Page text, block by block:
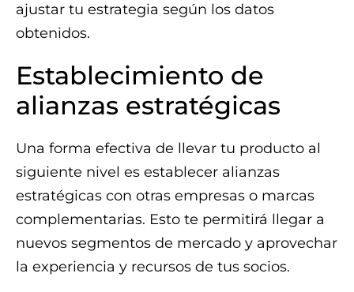
ajustar tu estrategia según los datos
obtenidos.
Establecimiento de
alianzas estratégicas
Una forma efectiva de llevar tu producto al
siguiente nivel es establecer alianzas
estratégicas con otras empresas o marcas
complementarias. Esto te permitirá llegar a
nuevos segmentos de mercado y aprovechar
la experiencia y recursos de tus socios.